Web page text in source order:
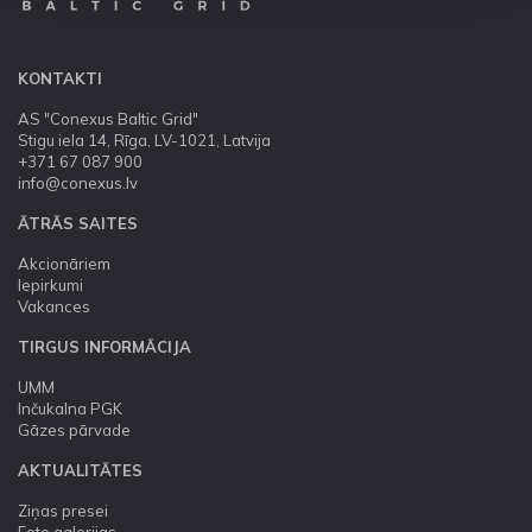
KONTAKTI
AS "Conexus Baltic Grid"
Stigu iela 14, Rīga, LV-1021, Latvija
+371 67 087 900
info@conexus.lv
ĀTRĀS SAITES
Akcionāriem
Iepirkumi
Vakances
TIRGUS INFORMĀCIJA
UMM
Inčukalna PGK
Gāzes pārvade
AKTUALITĀTES
Ziņas presei